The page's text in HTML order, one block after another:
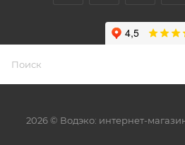
2026 © Водэко: интернет-